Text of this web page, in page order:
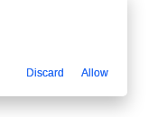
Discard Allow